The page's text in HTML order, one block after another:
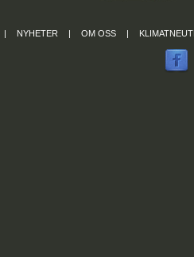
| NYHETER | OM OSS |